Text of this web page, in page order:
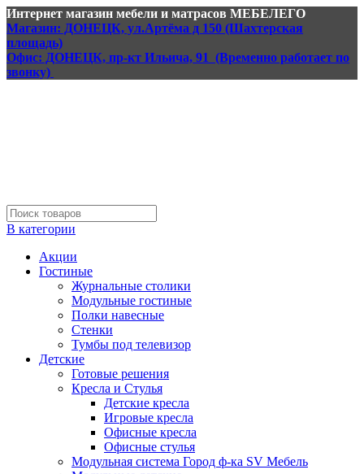
Интернет магазин мебели и матрасов МЕБЕЛЕГО
Магазин: ДОНЕЦК, ул.Артёма д 150 (Шахтерская
площадь)
Офис: ДОНЕЦК, пр-кт Ильича, 91 (Временно работает по
звонку)
В категории
Акции
Гостиные
Журнальные столики
Модульные гостиные
Полки навесные
Стенки
Тумбы под телевизор
Детские
Готовые решения
Кресла и Стулья
Детские кресла
Игровые кресла
Офисные кресла
Офисные стулья
Модульная система Город ф-ка SV Мебель